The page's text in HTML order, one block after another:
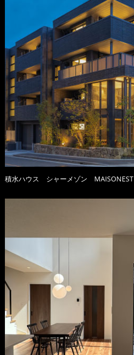
積水ハウス シャーメゾン MAISONEST